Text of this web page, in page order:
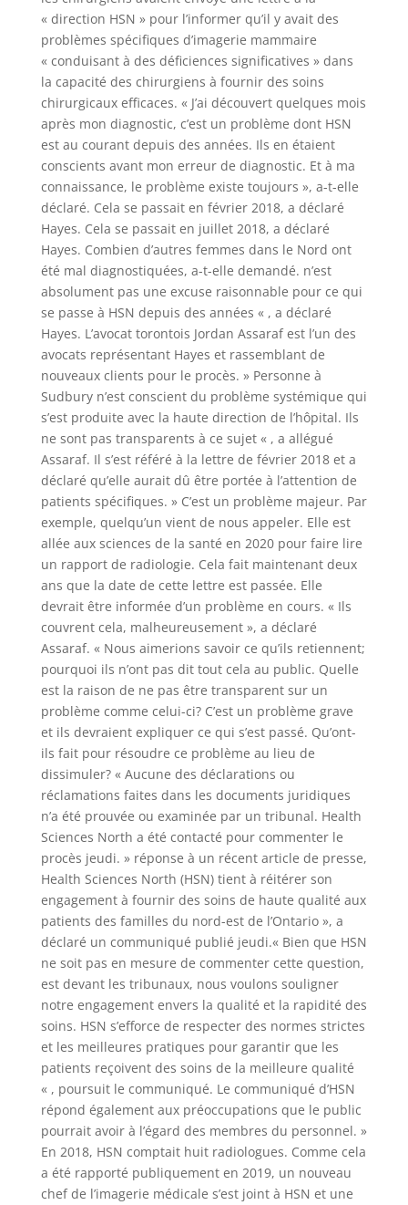
« direction HSN » pour l’informer qu’il y avait des
problèmes spécifiques d’imagerie mammaire
« conduisant à des déficiences significatives » dans
la capacité des chirurgiens à fournir des soins
chirurgicaux efficaces. « J’ai découvert quelques mois
après mon diagnostic, c’est un problème dont HSN
est au courant depuis des années. Ils en étaient
conscients avant mon erreur de diagnostic. Et à ma
connaissance, le problème existe toujours », a-t-elle
déclaré. Cela se passait en février 2018, a déclaré
Hayes. Cela se passait en juillet 2018, a déclaré
Hayes. Combien d’autres femmes dans le Nord ont
été mal diagnostiquées, a-t-elle demandé. n’est
absolument pas une excuse raisonnable pour ce qui
se passe à HSN depuis des années « , a déclaré
Hayes. L’avocat torontois Jordan Assaraf est l’un des
avocats représentant Hayes et rassemblant de
nouveaux clients pour le procès. » Personne à
Sudbury n’est conscient du problème systémique qui
s’est produite avec la haute direction de l’hôpital. Ils
ne sont pas transparents à ce sujet « , a allégué
Assaraf. Il s’est référé à la lettre de février 2018 et a
déclaré qu’elle aurait dû être portée à l’attention de
patients spécifiques. » C’est un problème majeur. Par
exemple, quelqu’un vient de nous appeler. Elle est
allée aux sciences de la santé en 2020 pour faire lire
un rapport de radiologie. Cela fait maintenant deux
ans que la date de cette lettre est passée. Elle
devrait être informée d’un problème en cours. « Ils
couvrent cela, malheureusement », a déclaré
Assaraf. « Nous aimerions savoir ce qu’ils retiennent;
pourquoi ils n’ont pas dit tout cela au public. Quelle
est la raison de ne pas être transparent sur un
problème comme celui-ci? C’est un problème grave
et ils devraient expliquer ce qui s’est passé. Qu’ont-
ils fait pour résoudre ce problème au lieu de
dissimuler? « Aucune des déclarations ou
réclamations faites dans les documents juridiques
n’a été prouvée ou examinée par un tribunal. Health
Sciences North a été contacté pour commenter le
procès jeudi. » réponse à un récent article de presse,
Health Sciences North (HSN) tient à réitérer son
engagement à fournir des soins de haute qualité aux
patients des familles du nord-est de l’Ontario », a
déclaré un communiqué publié jeudi.« Bien que HSN
ne soit pas en mesure de commenter cette question,
est devant les tribunaux, nous voulons souligner
notre engagement envers la qualité et la rapidité des
soins. HSN s’efforce de respecter des normes strictes
et les meilleures pratiques pour garantir que les
patients reçoivent des soins de la meilleure qualité
« , poursuit le communiqué. Le communiqué d’HSN
répond également aux préoccupations que le public
pourrait avoir à l’égard des membres du personnel. »
En 2018, HSN comptait huit radiologues. Comme cela
a été rapporté publiquement en 2019, un nouveau
chef de l’imagerie médicale s’est joint à HSN et une